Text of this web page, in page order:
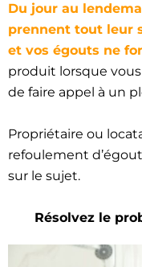
Du jour au
prennent tout leur
et vos égouts ne
produit lorsque
de faire appel à un
Propriétaire ou
refoulement
sur le sujet.
Résolvez le